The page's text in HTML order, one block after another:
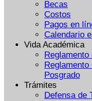
Becas
Costos
Pagos en
Calendario
Vida Académica
Posgrado
Trámites
Defensa de